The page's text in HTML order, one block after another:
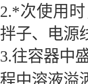
2.*次使用
拌子、电源
3.往容器中
程中溶液溢